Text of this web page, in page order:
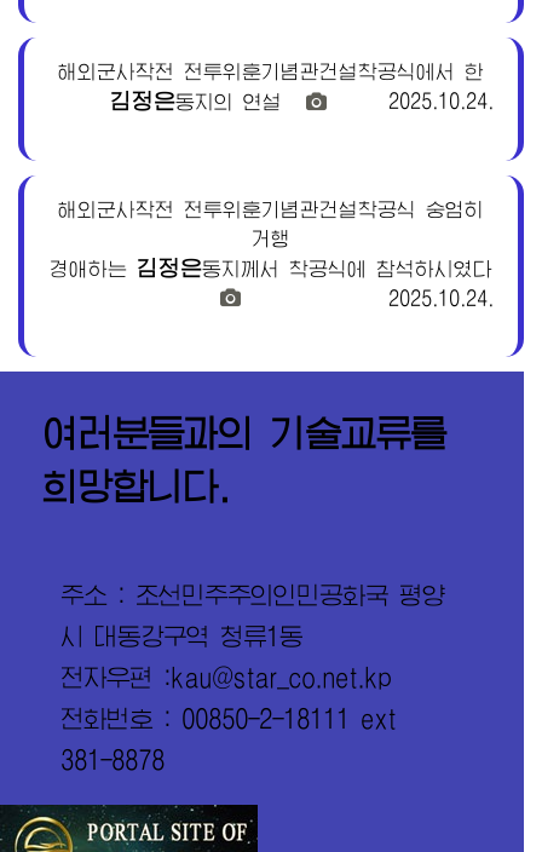
해외군사작전 전투위훈기념관건설착공식에서 한
김정은동지의 연설 2025.10.24.
해외군사작전 전투위훈기념관건설착공식 숭엄히
거행
경애하는 김정은동지께서
착공식에 참석하시였다
2025.10.24.
여러분들과의 기술교류를
희망합니다.
주소 : 조선민주주의인민공화국 평양
시 대동강구역 청류1동
전자우편 :kau@star_co.net.kp
전화번호 : 00850-2-18111 ext
381-8878